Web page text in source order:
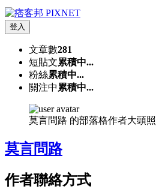
登入
文章數281
短貼文累積中...
粉絲累積中...
關注中 累積中...
莫言問路 的部落格作者大頭照
莫言問路
作者聯絡方式